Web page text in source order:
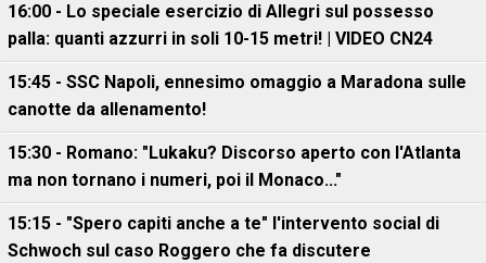
16:00 - Lo speciale esercizio di Allegri sul possesso
palla: quanti azzurri in soli 10-15 metri! | VIDEO CN24
15:45 - SSC Napoli, ennesimo omaggio a Maradona sulle
canotte da allenamento!
15:30 - Romano: "Lukaku? Discorso aperto con l'Atlanta
ma non tornano i numeri, poi il Monaco..."
15:15 - "Spero capiti anche a te" l'intervento social di
Schwoch sul caso Roggero che fa discutere